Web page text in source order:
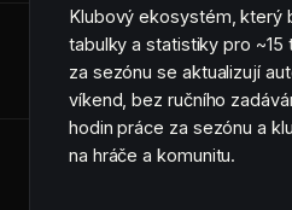
Klubový ekosystém, který
tabulky a statistiky pro
za sezónu se aktualizují
víkend, bez ručního
hodin práce za sezónu a
na hráče a komunitu.